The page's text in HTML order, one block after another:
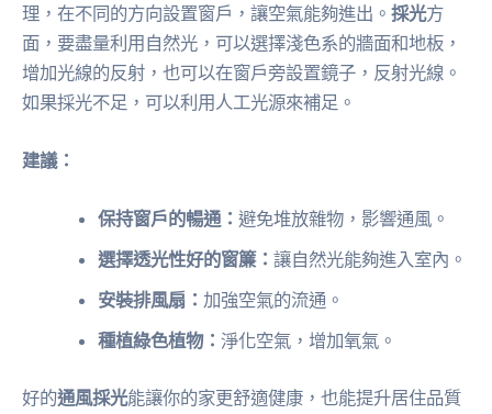
理，在不同的方向設置窗戶，讓空氣能夠進出。 採光方
面，要盡量利用自然光，可以選擇淺色系的牆面和地板，
增加光線的反射，也可以在窗戶旁設置鏡子，反射光線。
如果採光不足，可以利用人工光源來補足。
建議：
保持窗戶的暢通：避免堆放雜物，影響通風。
選擇透光性好的窗簾：讓自然光能夠進入室內。
安裝排風扇： 加強空氣的流通。
種植綠色植物：淨化空氣，增加氧氣。
好的通風採光能讓你的家更舒適健康，也能提升居住品質